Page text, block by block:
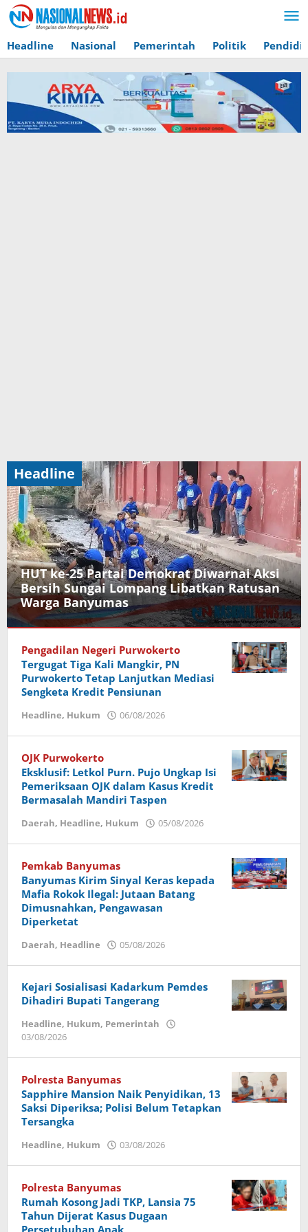
Lewati
ke
konten
Headline Nasional Pemerintah Politik
HUT ke-25 Partai Demokrat Diwarnai Aksi
Bersih Sungai Lompang Libatkan Ratusan
Warga Banyumas
Ragam
07/08/2026
oleh
Headline
Pengadilan Negeri Purwokerto
Tergugat Tiga Kali Mangkir, PN
Purwokerto Tetap Lanjutkan Mediasi
Sengketa Kredit Pensiunan
Headline, Hukum 06/08/2026
OJK Purwokerto
Eksklusif: Letkol Purn. Pujo Ungkap Isi
Pemeriksaan OJK dalam Kasus Kredit
Bermasalah Mandiri Taspen
Daerah, Headline, Hukum 05/08/2026
Pemkab Banyumas
Banyumas Kirim Sinyal Keras kepada
Mafia Rokok Ilegal: Jutaan Batang
Dimusnahkan, Pengawasan
Diperketat
Daerah, Headline 05/08/2026
Kejari Sosialisasi Kadarkum Pemdes
Dihadiri Bupati Tangerang
Headline, Hukum, Pemerintah
03/08/2026
Polresta Banyumas
Sapphire Mansion Naik Penyidikan, 13
Saksi Diperiksa; Polisi Belum Tetapkan
Tersangka
Headline, Hukum 03/08/2026
Polresta Banyumas
Rumah Kosong Jadi TKP, Lansia 75
Tahun Dijerat Kasus Dugaan
Persetubuhan Anak